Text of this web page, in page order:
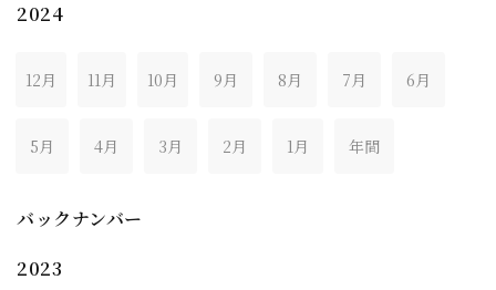
2024
12月 11月 10月 9月 8月 7月 6月
5月 4月 3月 2月 1月 年間
バックナンバー
2023